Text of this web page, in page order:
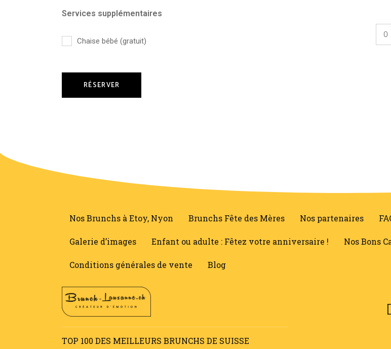
Services supplémentaires
Chaise bébé (gratuit)
RÉSERVER
Nos Brunchs à Etoy, Nyon Brunchs Fête des Mères Nos partenaires
Galerie d’images Enfant ou adulte : Fêtez votre anniversaire ! Nos Bons
Conditions générales de vente Blog
TOP 100 DES MEILLEURS BRUNCHS DE SUISSE